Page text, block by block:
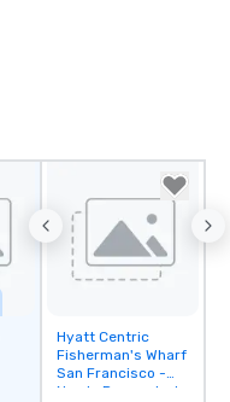
Removed from
favorites
Hyatt Centric
Fisherman's Wharf
San Francisco -
Newly Renovated